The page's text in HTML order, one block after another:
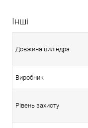
Інші
Довжина циліндра
Виробник
Рівень захисту